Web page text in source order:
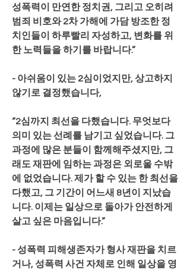
성폭력이 만연한 정치권, 그리고 오히려
범죄 비호와 2차 가해에 가담 방조한 정
치인들이 하루빨리 자성하고, 변화를 위
한 노력들을 하기를 바랍니다.”
- 아쉬움이 있는 2심이었지만, 상고하지
않기로 결정했습니다,
“2심까지 최선을 다했습니다. 무엇보다
의미 있는 선례를 남기고 싶었습니다. 그
과정에 많은 분들이 함께해주셨지만, 그
래도 재판에 임하는 과정은 외로울 수밖
에 없었습니다. 제가 할 수 있는 한 최선을
다했고, 그 기간이 어느새 8년이 지났습
니다. 이제는 일상으로 돌아가 안전하게
살고 싶은 마음입니다.”
- 성폭력 피해생존자가 형사 재판을 치르
거나, 성폭력 사건 자체로 인해 일상을 영